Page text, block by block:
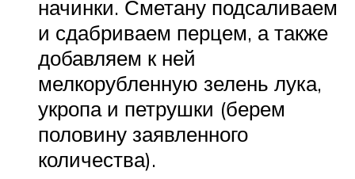
начинки. Сметану подсаливаем
и сдабриваем перцем, а также
добавляем к ней
мелкорубленную зелень лука,
укропа и петрушки (берем
половину заявленного
количества).